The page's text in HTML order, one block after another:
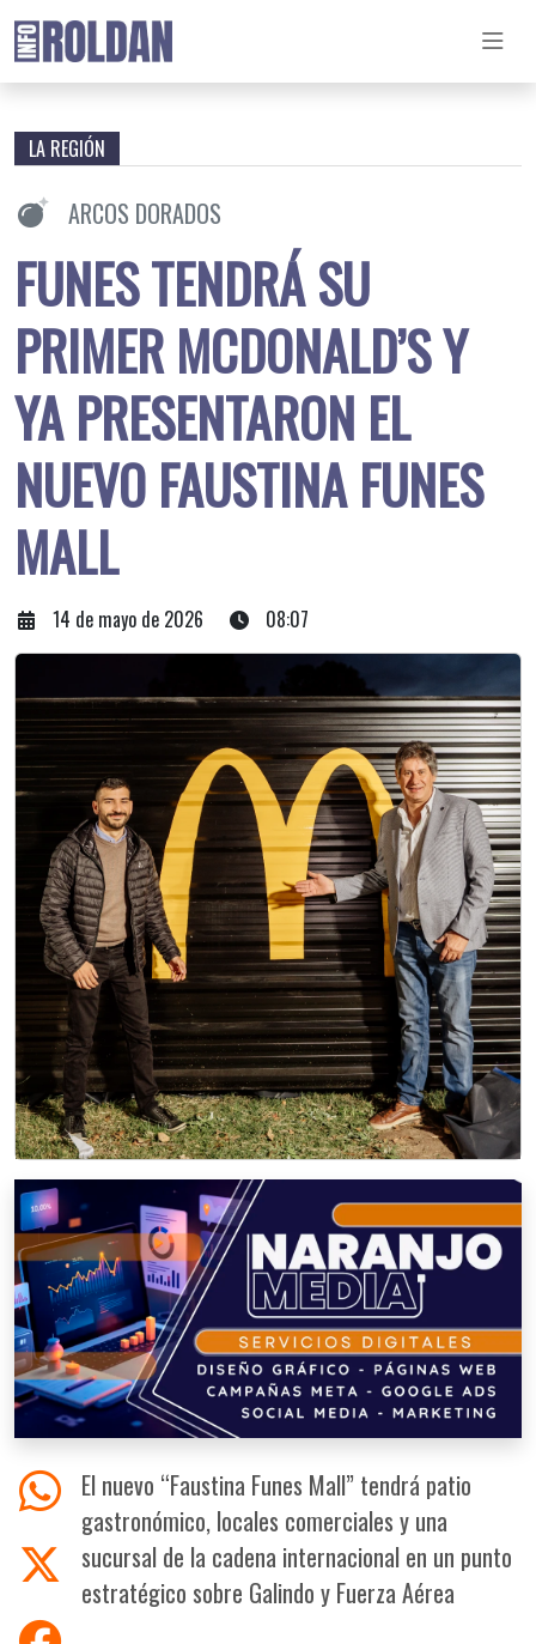
LA REGIÓN
ARCOS DORADOS
FUNES TENDRÁ SU
PRIMER MCDONALD’S Y
YA PRESENTARON EL
NUEVO FAUSTINA FUNES
MALL
14 de mayo de 2026 08:07
El nuevo “Faustina Funes Mall” tendrá patio
gastronómico, locales comerciales y una
sucursal de la cadena internacional en un punto
estratégico sobre Galindo y Fuerza Aérea